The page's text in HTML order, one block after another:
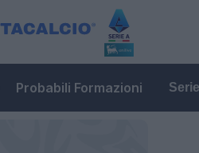
Probabili Formazioni